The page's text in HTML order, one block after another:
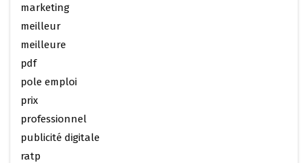
marketing
meilleur
meilleure
pdf
pole emploi
prix
professionnel
publicité digitale
ratp